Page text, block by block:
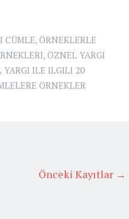
CÜMLE, ÖRNEKLERLE
, ÖZNEL YARGI
YARGI ILE ILGILI 20
ÖRNEKLER
Önceki Kayıtlar →